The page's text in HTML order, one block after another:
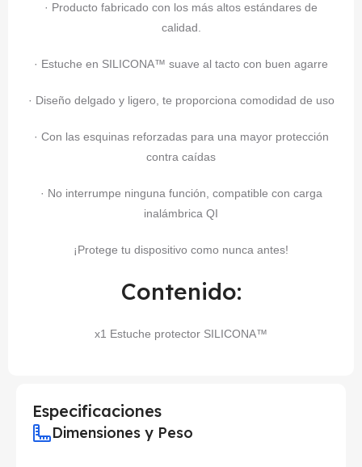
· Producto fabricado con los más altos estándares de
calidad.
· Estuche en SILICONA™ suave al tacto con buen agarre
· Diseño delgado y ligero, te proporciona comodidad de uso
· Con las esquinas reforzadas para una mayor protección
contra caídas
· No interrumpe ninguna función, compatible con carga
inalámbrica QI
¡Protege tu dispositivo como nunca antes!
Contenido:
x1 Estuche protector SILICONA™
Especificaciones
Dimensiones y Peso